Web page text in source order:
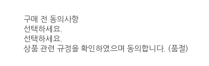
구매 전 동의사항
선택하세요.
선택하세요.
상품 관련 규정을 확인하였으며 동의합니다. (품절)